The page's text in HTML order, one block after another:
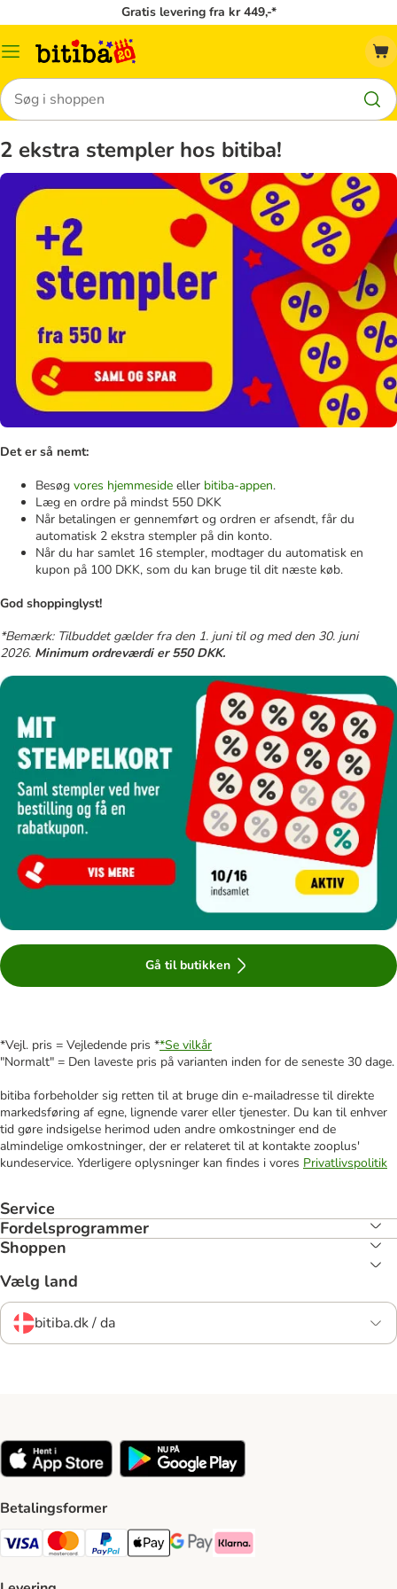
Gratis levering fra kr 449,-*
Menu
Søg
2 ekstra stempler hos bitiba!
Det er så nemt:
Besøg vores hjemmeside eller bitiba-appen.
Læg en ordre på mindst 550 DKK
Når betalingen er gennemført og ordren er afsendt, får du
automatisk 2 ekstra stempler på din konto.
Når du har samlet 16 stempler, modtager du automatisk en
kupon på 100 DKK, som du kan bruge til dit næste køb.
God shoppinglyst!
*Bemærk: Tilbuddet gælder fra den 1. juni til og med den 30. juni
2026. Minimum ordreværdi er 550 DKK.
Gå til butikken
*Vejl. pris = Vejledende pris **Se vilkår
"Normalt" = Den laveste pris på varianten inden for de seneste 30 dage.
bitiba forbeholder sig retten til at bruge din e-mailadresse til direkte
markedsføring af egne, lignende varer eller tjenester. Du kan til enhver
tid gøre indsigelse herimod uden andre omkostninger end de
almindelige omkostninger, der er relateret til at kontakte zooplus'
kundeservice. Yderligere oplysninger kan findes i vores Privatlivspolitik
Service
Fordelsprogrammer
Shoppen
Vælg land
bitiba.dk / da
Betalingsformer
VISA Payment Method
Mastercard Payment Method
Paypal Payment Method
Apple Pay Payment Method
Google Pay Payment Method
Klarna Payment Method